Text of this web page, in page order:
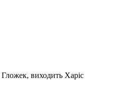
виходить Харіс